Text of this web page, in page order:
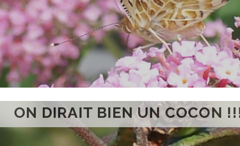
ON DIRAIT BIEN UN COCON